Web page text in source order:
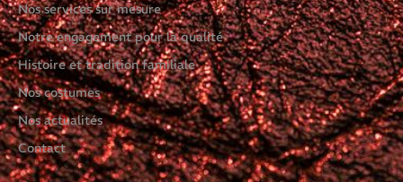
Nos services sur mesure
Notre engagement pour la qualité
Histoire et tradition familiale
Nos costumes
Nos actualités
Contact